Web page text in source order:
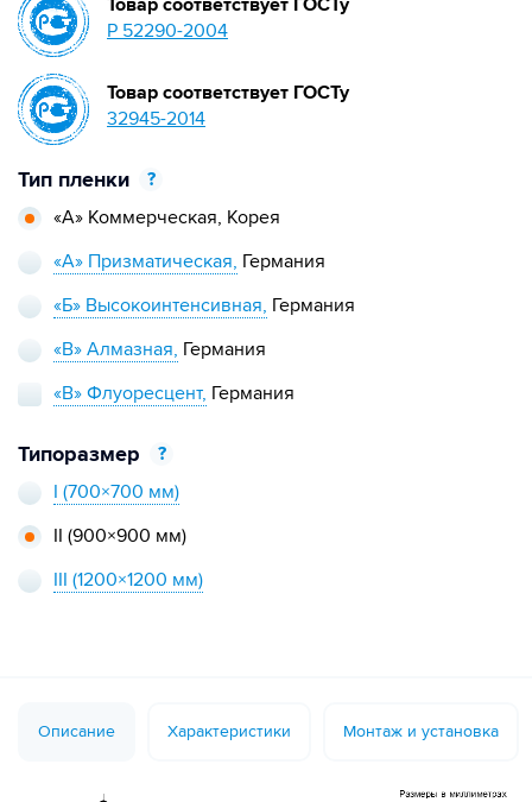
Тип пленки
?
«А» Коммерческая, Корея
«А» Призматическая, Германия
«Б» Высокоинтенсивная, Германия
«В» Алмазная, Германия
«В» Флуоресцент, Германия
Типоразмер
?
I (700×700 мм)
II (900×900 мм)
III (1200×1200 мм)
Товар соответствует ГОСТу
Р 52290-2004
Товар соответствует ГОСТу
32945-2014
Описание Характеристики Монтаж и установка